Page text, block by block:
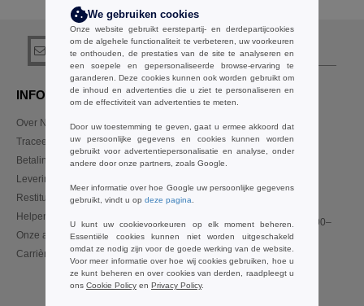
registreer!
INFORMATIE
Over Needen
Traceer mijn bestelling
Betalingswijze
Levering
Restitutie / retour
Helpen & FAQs
Onze afspraken
Carrières
CONTACTEER ONS
Klant
klant@needen.be
Sales
verkoop@needen.be
Maandag – donderdag: 10:00–
13:00 & 14:00–17:30
Vrijdag: 10:00–14:00
We gebruiken cookies
Onze website gebruikt eerstepartij- en derdepartijcookies
om de algehele functionaliteit te verbeteren, uw voorkeuren
te onthouden, de prestaties van de site te analyseren en
een soepele en gepersonaliseerde browse-ervaring te
garanderen. Deze cookies kunnen ook worden gebruikt om
de inhoud en advertenties die u ziet te personaliseren en
om de effectiviteit van advertenties te meten.
Door uw toestemming te geven, gaat u ermee akkoord dat
uw persoonlijke gegevens en cookies kunnen worden
gebruikt voor advertentiepersonalisatie en analyse, onder
andere door onze partners, zoals Google.
Meer informatie over hoe Google uw persoonlijke gegevens
gebruikt, vindt u op deze pagina
U kunt uw cookievoorkeuren op elk moment beheren.
Essentiële cookies kunnen niet worden uitgeschakeld
omdat ze nodig zijn voor de goede werking van de website.
Voor meer informatie over hoe wij cookies gebruiken, hoe u
ze kunt beheren en over cookies van derden, raadpleegt u
ons Cookie Policy en Privacy Policy.